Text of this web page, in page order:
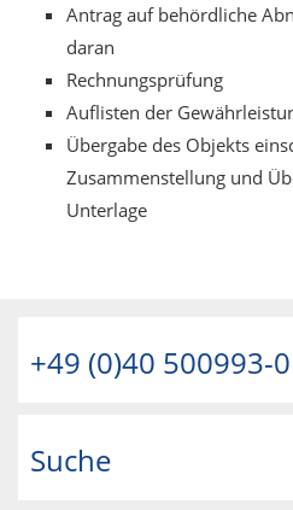
Antrag auf behördliche
daran
Rechnungsprüfung
Auflisten der
Übergabe des Objekts
Zusammenstellung und
Unterlage
+49 (0)40 500993-0
Suche